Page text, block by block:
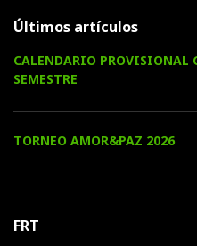
Últimos artículos
CALENDARIO PROVISIONAL
SEMESTRE
TORNEO AMOR&PAZ 2026
FRT